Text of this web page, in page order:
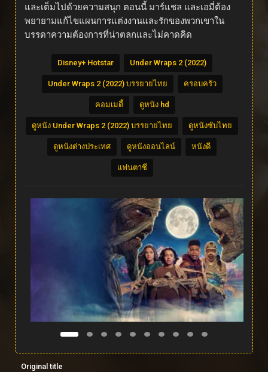
และเต็มไปด้วยความสนุก ตอนนี้ มาร์แชล และเอมี่ต้อง
พยายามแก้ไขแผนการแต่งงานและรักของพวกเขาใน
บรรดาความต้องการที่น่าตลกและไม่คาดคิด
Disney+ Hotstar Under Wraps 2 (2022)
Under Wraps 2 (2022) บรรยายไทย ครอบครัว
คอมเมดี้ ดูหนัง hd
ดูหนัง Under Wraps 2 (2022) บรรยายไทย ดูหนังซับไทย
ดูหนังต่างประเทศ ดูหนังออนไลน์ หนังดี
แฟนตาซี
Original title